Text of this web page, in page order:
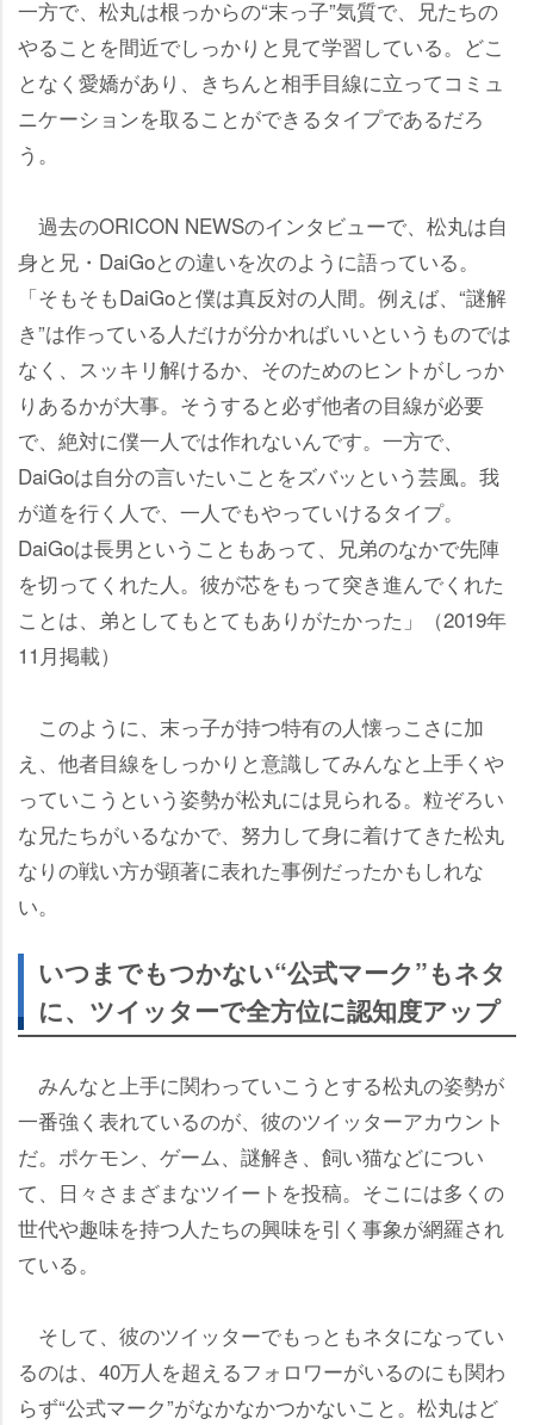
一方で、松丸は根っからの“末っ子”気質で、兄たちの
ることを間近でしっかりと見て学習している。どこ
となく愛嬌があり、きちんと相手目線に立ってコミュ
ニケーションを取ることができるタイプであるだろ
う。
過去のORICON NEWSのインタビューで、松丸は自
身と兄・DaiGoとの違いを次のように語っている。
「そもそもDaiGoと僕は真反対の人間。例えば、“謎解
き”は作っている人だけが分かればいいというものでは
なく、スッキリ解けるか、そのためのヒントがしっか
りあるかが大事。そうすると必ず他者の目線が必要
で、絶対に僕一人では作れないんです。一方で、
DaiGoは自分の言いたいことをズバッという芸風。我
が道を行く人で、一人でもやっていけるタイプ。
DaiGoは長男ということもあって、兄弟のなかで先陣
を切ってくれた人。彼が芯をもって突き進んでくれた
ことは、弟としてもとてもありがたかった」（2019年
11月掲載）
このように、末っ子が持つ特有の人懐っこさに加
え、他者目線をしっかりと意識してみんなと上手く
っていこうという姿勢が松丸には見られる。粒ぞろい
な兄たちがいるなかで、努力して身に着けてきた松丸
なりの戦い方が顕著に表れた事例だったかもしれな
い。
いつまでもつかない“公式マーク”もネタ
に、ツイッターで全方位に認知度アップ
みんなと上手に関わっていこうとする松丸の姿勢が
一番強く表れているのが、彼のツイッターアカウント
だ。ポケモン、ゲーム、謎解き、飼い猫などについ
て、日々さまざまなツイートを投稿。そこには多くの
世代や趣味を持つ人たちの興味を引く事象が網羅され
ている。
そして、彼のツイッターでもっともネタになってい
るのは、40万人を超えるフォロワーがいるのにも関わ
らず“公式マーク”がなかなかつかないこと。松丸はど